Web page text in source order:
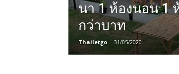
นา 1 ห้องนอน 1
กว่าบาท
Thailetgo - 31/05/2020